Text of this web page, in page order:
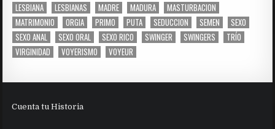
LESBIANA
LESBIANAS MADRE MADURA
MASTURBACION
MATRIMONIO
ORGIA PRIMO PUTA SEDUCCION SEMEN
SEXO
SEXO ANAL
SEXO ORAL SEXO RICO SWINGER SWINGERS
TRÍO
VIRGINIDAD
VOYERISMO VOYEUR
Cuenta tu Historia